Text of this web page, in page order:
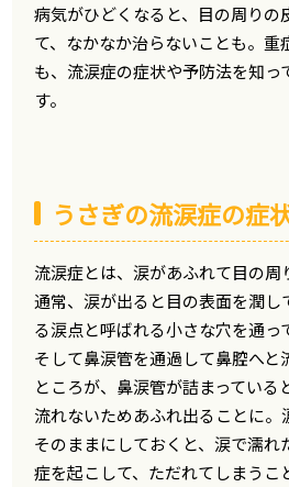
病気がひどくなると、目の周りの
て、なかなか治らないことも。重
も、流涙症の症状や予防法を知っ
す。
うさぎの流涙症の症
流涙症とは、涙があふれて目の周
通常、涙が出ると目の表面を潤し
る涙点と呼ばれる小さな穴を通っ
そして鼻涙管を通過して鼻腔へと
ところが、鼻涙管が詰まっている
流れないためあふれ出ることに。
そのままにしておくと、涙で濡れ
症を起こして、ただれてしまうこ